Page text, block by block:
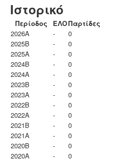
Ιστορικό
Περίοδος ΕΛΟΠαρτίδες
2026A
-
0
2025B
-
0
2025A
-
0
2024B
-
0
2024A
-
0
2023B
-
0
2023Α
-
0
2022B
-
0
2022A
-
0
2021B
-
0
2021A
-
0
2020B
-
0
2020A
- 0